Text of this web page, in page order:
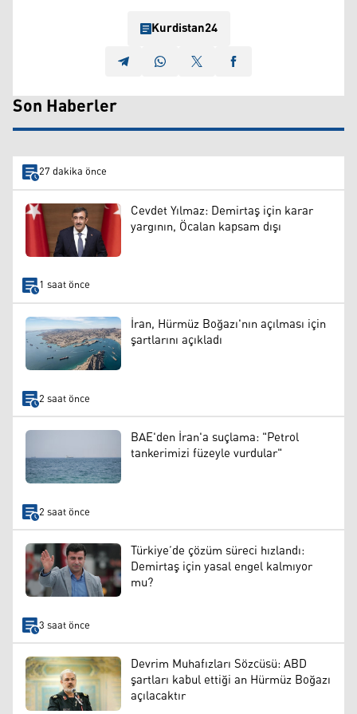
Kurdistan24
Son Haberler
27 dakika önce
Cevdet Yılmaz: Demirtaş için karar
yargının, Öcalan kapsam dışı
1 saat önce
İran, Hürmüz Boğazı'nın açılması için
şartlarını açıkladı
2 saat önce
BAE'den İran'a suçlama: "Petrol
tankerimizi füzeyle vurdular"
2 saat önce
Türkiye’de çözüm süreci hızlandı:
Demirtaş için yasal engel kalmıyor
mu?
3 saat önce
Devrim Muhafızları Sözcüsü: ABD
şartları kabul ettiği an Hürmüz Boğazı
açılacaktır